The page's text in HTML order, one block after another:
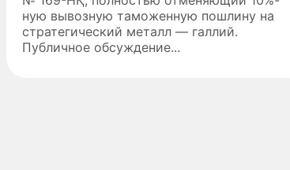
ную вывозную таможенную пошлину на
стратегический металл — галлий.
Публичное обсуждение...